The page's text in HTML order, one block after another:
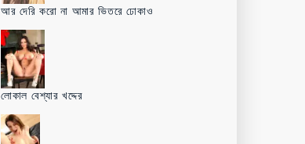
আর দেরি করো না আমার ভিতরে ঢোকাও
লোকাল বেশ্যার খদ্দের